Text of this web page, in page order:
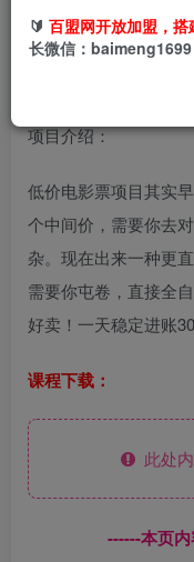
项目介绍：
低价电影票项目其实
个中间价，需要你去
杂。现在出来一种更
需要你屯卷，直接全
好卖！一天稳定进账
课程下载：
此处内
------本页
🔰 百盟网开放加盟，搭
长微信：